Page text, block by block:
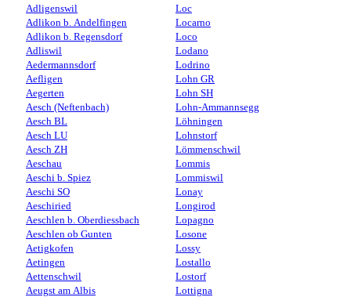
Adligenswil
Adlikon b. Andelfingen
Adlikon b. Regensdorf
Adliswil
Aedermannsdorf
Aefligen
Aegerten
Aesch (Neftenbach)
Aesch BL
Aesch LU
Aesch ZH
Aeschau
Aeschi b. Spiez
Aeschi SO
Aeschiried
Aeschlen b. Oberdiessbach
Aeschlen ob Gunten
Aetigkofen
Aetingen
Aettenschwil
Aeugst am Albis
Loc
Locarno
Loco
Lodano
Lodrino
Lohn GR
Lohn SH
Lohn-Ammannsegg
Löhningen
Lohnstorf
Lömmenschwil
Lommis
Lommiswil
Lonay
Longirod
Lopagno
Losone
Lossy
Lostallo
Lostorf
Lottigna